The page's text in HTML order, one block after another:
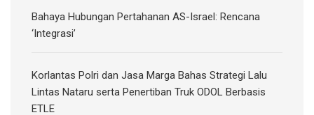
Bahaya Hubungan Pertahanan AS-Israel: Rencana
‘Integrasi’
Korlantas Polri dan Jasa Marga Bahas Strategi Lalu
Lintas Nataru serta Penertiban Truk ODOL Berbasis
ETLE